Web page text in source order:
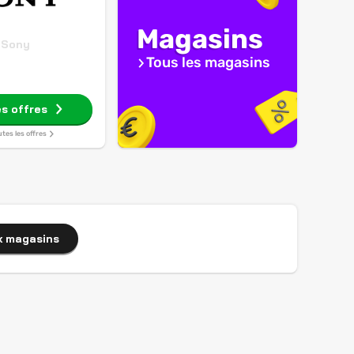
Sony
offres
les offres
Magasins
Tous les magasins
magasins